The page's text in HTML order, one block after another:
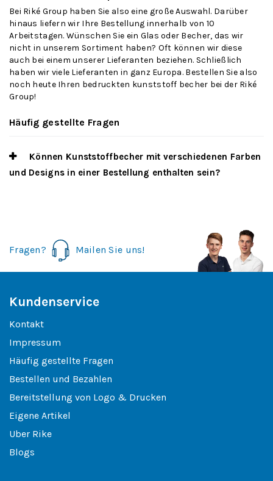
Bei Riké Group haben Sie also eine große Auswahl. Darüber
hinaus liefern wir Ihre Bestellung innerhalb von 10
Arbeitstagen. Wünschen Sie ein Glas oder Becher, das wir
nicht in unserem Sortiment haben? Oft können wir diese
auch bei einem unserer Lieferanten beziehen. Schließlich
haben wir viele Lieferanten in ganz Europa. Bestellen Sie also
noch heute Ihren bedruckten kunststoff becher bei der Riké
Group!
Häufig gestellte Fragen
Können Kunststoffbecher mit verschiedenen Farben
und Designs in einer Bestellung enthalten sein?
Fragen? Mailen Sie uns!
Kundenservice
Kontakt
Impressum
Häufig gestellte Fragen
Bestellen und Bezahlen
Bereitstellung von Logo & Drucken
Eigene Artikel
Uber Rike
Blogs